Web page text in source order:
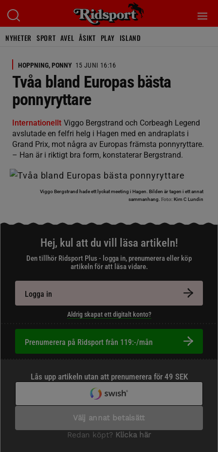
NYHETER SPORT AVEL ÅSIKT PLAY ISLAND
HOPPNING, PONNY 15 JUNI 16:16
Tvåa bland Europas bästa
ponnyryttare
Internationellt Viggo Bergstrand och Corbeagh Legend
avslutade en felfri helg i Hagen med en andraplats i
Grand Prix, mot några av Europas främsta ponnyryttare.
– Han är i riktigt bra form, konstaterar Bergstrand.
Viggo Bergstrand hade ett lyckat meeting i Hagen. Bilden är tagen i ett annat
sammanhang. Foto: Kim C Lundin
Hej, kul att du vill läsa artikeln!
Den tillhör Ridsport Plus - logga in, prenumerera eller köp
artikeln för att läsa vidare.
Logga in
Aldrig skapat ett digitalt konto?
Prenumerera på Ridsport från 119:-/mån